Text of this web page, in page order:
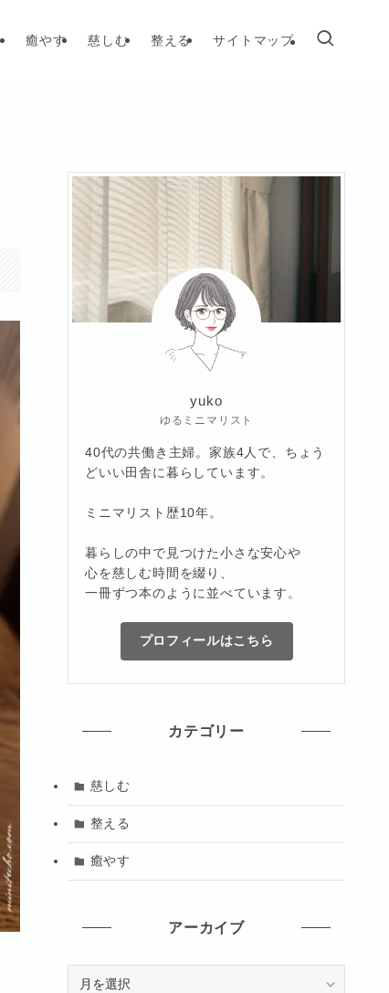
癒やす 慈しむ 整える サイトマップ
yuko
ゆるミニマリスト
40代の共働き主婦。家族4人で、ちょう
どいい田舎に暮らしています。
ミニマリスト歴10年。
暮らしの中で見つけた小さな安心や
心を慈しむ時間を綴り、
一冊ずつ本のように並べています。
プロフィールはこちら
カテゴリー
慈しむ
整える
癒やす
アーカイブ